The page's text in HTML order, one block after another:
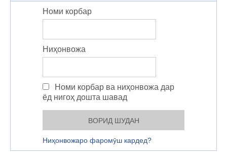
Номи корбар
Ниҳонвожа
Номи корбар ва ниҳонвожа дар
ёд нигоҳ дошта шавад
Ниҳонвожаро фаромӯш кардед?